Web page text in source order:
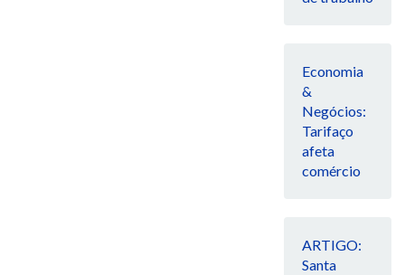
Economia
&
Negócios:
Tarifaço
afeta
comércio
ARTIGO:
Santa